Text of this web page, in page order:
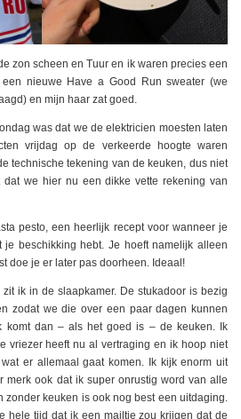
zon scheen en Tuur en ik waren precies een
nieuwe Have a Good Run sweater (we
en mijn haar zat goed.
was dat we de elektricien moesten laten
vrijdag op de verkeerde hoogte waren
technische tekening van de keuken, dus niet
we hier nu een dikke vette rekening van
pesto, een heerlijk recept voor wanneer je
beschikking hebt. Je hoeft namelijk alleen
doe je er later pas doorheen. Ideaal!
ik in de slaapkamer. De stukadoor is bezig
zodat we die over een paar dagen kunnen
komt dan – als het goed is – de keuken. Ik
vriezer heeft nu al vertraging en ik hoop niet
er allemaal gaat komen. Ik kijk enorm uit
merk ook dat ik super onrustig word van alle
zonder keuken is ook nog best een uitdaging.
hele tijd dat ik een mailtje zou krijgen dat de